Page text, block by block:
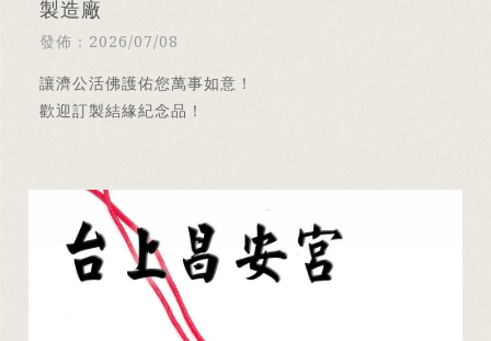
製造廠
發佈：2026/07/08
讓濟公活佛護佑您萬事如意！
歡迎訂製結緣紀念品！